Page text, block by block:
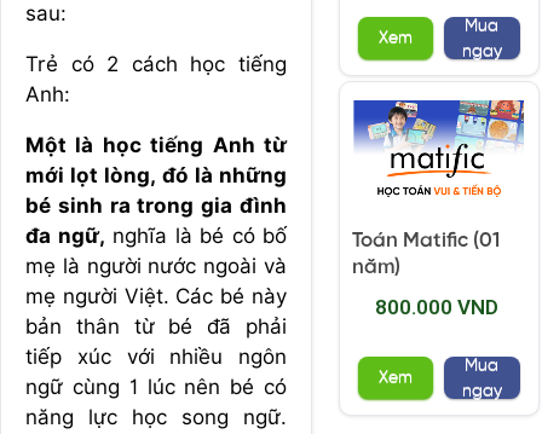
sau:
Trẻ có 2 cách học tiếng
Anh:
Một là học tiếng Anh từ
mới lọt lòng, đó là những
bé sinh ra trong gia đình
đa ngữ, nghĩa là bé có bố
mẹ là người nước ngoài và
mẹ người Việt. Các bé này
bản thân từ bé đã phải
tiếp xúc với nhiều ngôn
ngữ cùng 1 lúc nên bé có
năng lực học song ngữ.
Xem
Mua
ngay
Toán Matific (01
năm)
800.000 VND
Xem
Mua
ngay